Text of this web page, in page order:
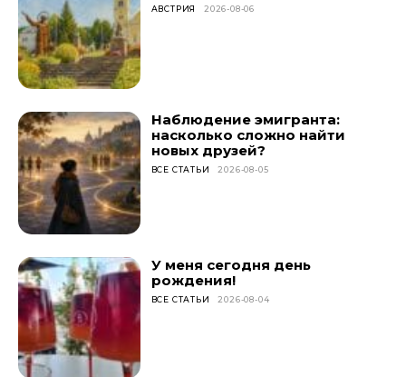
АВСТРИЯ 2026-08-06
Наблюдение эмигранта:
насколько сложно найти
новых друзей?
ВСЕ СТАТЬИ 2026-08-05
У меня сегодня день
рождения!
ВСЕ СТАТЬИ 2026-08-04